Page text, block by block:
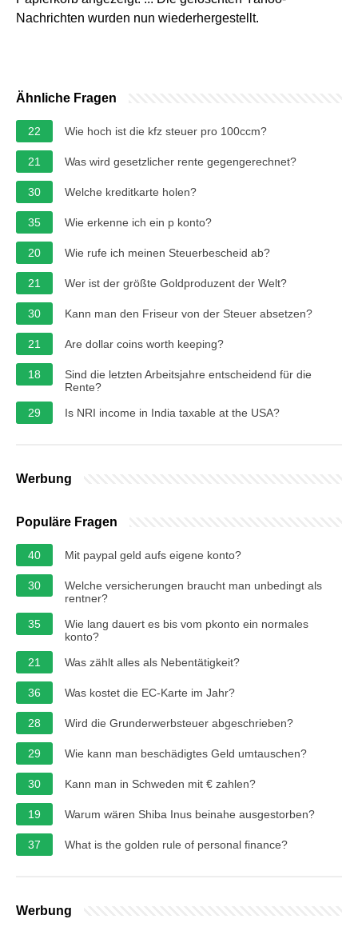
Nachrichten wurden nun wiederhergestellt.
Ähnliche Fragen
22 Wie hoch ist die kfz steuer pro 100ccm?
21 Was wird gesetzlicher rente gegengerechnet?
30 Welche kreditkarte holen?
35 Wie erkenne ich ein p konto?
20 Wie rufe ich meinen Steuerbescheid ab?
21 Wer ist der größte Goldproduzent der Welt?
30 Kann man den Friseur von der Steuer absetzen?
21 Are dollar coins worth keeping?
18
Sind die letzten Arbeitsjahre entscheidend für die
Rente?
29
Is NRI income in India taxable at the USA?
Werbung
Populäre Fragen
40 Mit paypal geld aufs eigene konto?
30
Welche versicherungen braucht man unbedingt als
rentner?
35
Wie lang dauert es bis vom pkonto ein normales
konto?
21
Was zählt alles als Nebentätigkeit?
36 Was kostet die EC-Karte im Jahr?
28 Wird die Grunderwerbsteuer abgeschrieben?
29 Wie kann man beschädigtes Geld umtauschen?
30 Kann man in Schweden mit € zahlen?
19 Warum wären Shiba Inus beinahe ausgestorben?
37 What is the golden rule of personal finance?
Werbung